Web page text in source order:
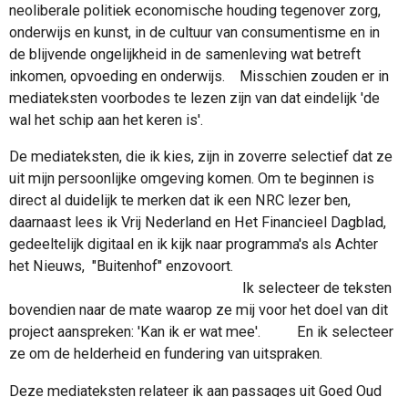
neoliberale politiek economische houding tegenover zorg,
onderwijs en kunst, in de cultuur van consumentisme en in
de blijvende ongelijkheid in de samenleving wat betreft
inkomen, opvoeding en onderwijs. Misschien zouden er in
mediateksten voorbodes te lezen zijn van dat eindelijk 'de
wal het schip aan het keren is'.
De mediateksten, die ik kies, zijn in zoverre selectief dat ze
uit mijn persoonlijke omgeving komen. Om te beginnen is
direct al duidelijk te merken dat ik een NRC lezer ben,
daarnaast lees ik Vrij Nederland en Het Financieel Dagblad,
gedeeltelijk digitaal en ik kijk naar programma's als Achter
het Nieuws, "Buitenhof" enzovoort.
Ik selecteer de teksten
bovendien naar de mate waarop ze mij voor het doel van dit
project aanspreken: 'Kan ik er wat mee'. En ik selecteer
ze om de helderheid en fundering van uitspraken.
Deze mediateksten relateer ik aan passages uit Goed Oud